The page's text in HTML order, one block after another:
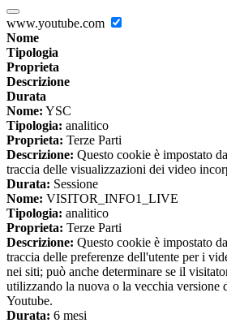
www.youtube.com
Nome
Tipologia
Proprieta
Descrizione
Durata
Nome: YSC
Tipologia: analitico
Proprieta: Terze Parti
Descrizione: Questo cookie è impostato
traccia delle visualizzazioni dei video
Durata: Sessione
Nome: VISITOR_INFO1_LIVE
Tipologia: analitico
Proprieta: Terze Parti
Descrizione: Questo cookie è impostato
traccia delle preferenze dell'utente per i
nei siti; può anche determinare se il
utilizzando la nuova o la vecchia versione
Youtube.
Durata: 6 mesi